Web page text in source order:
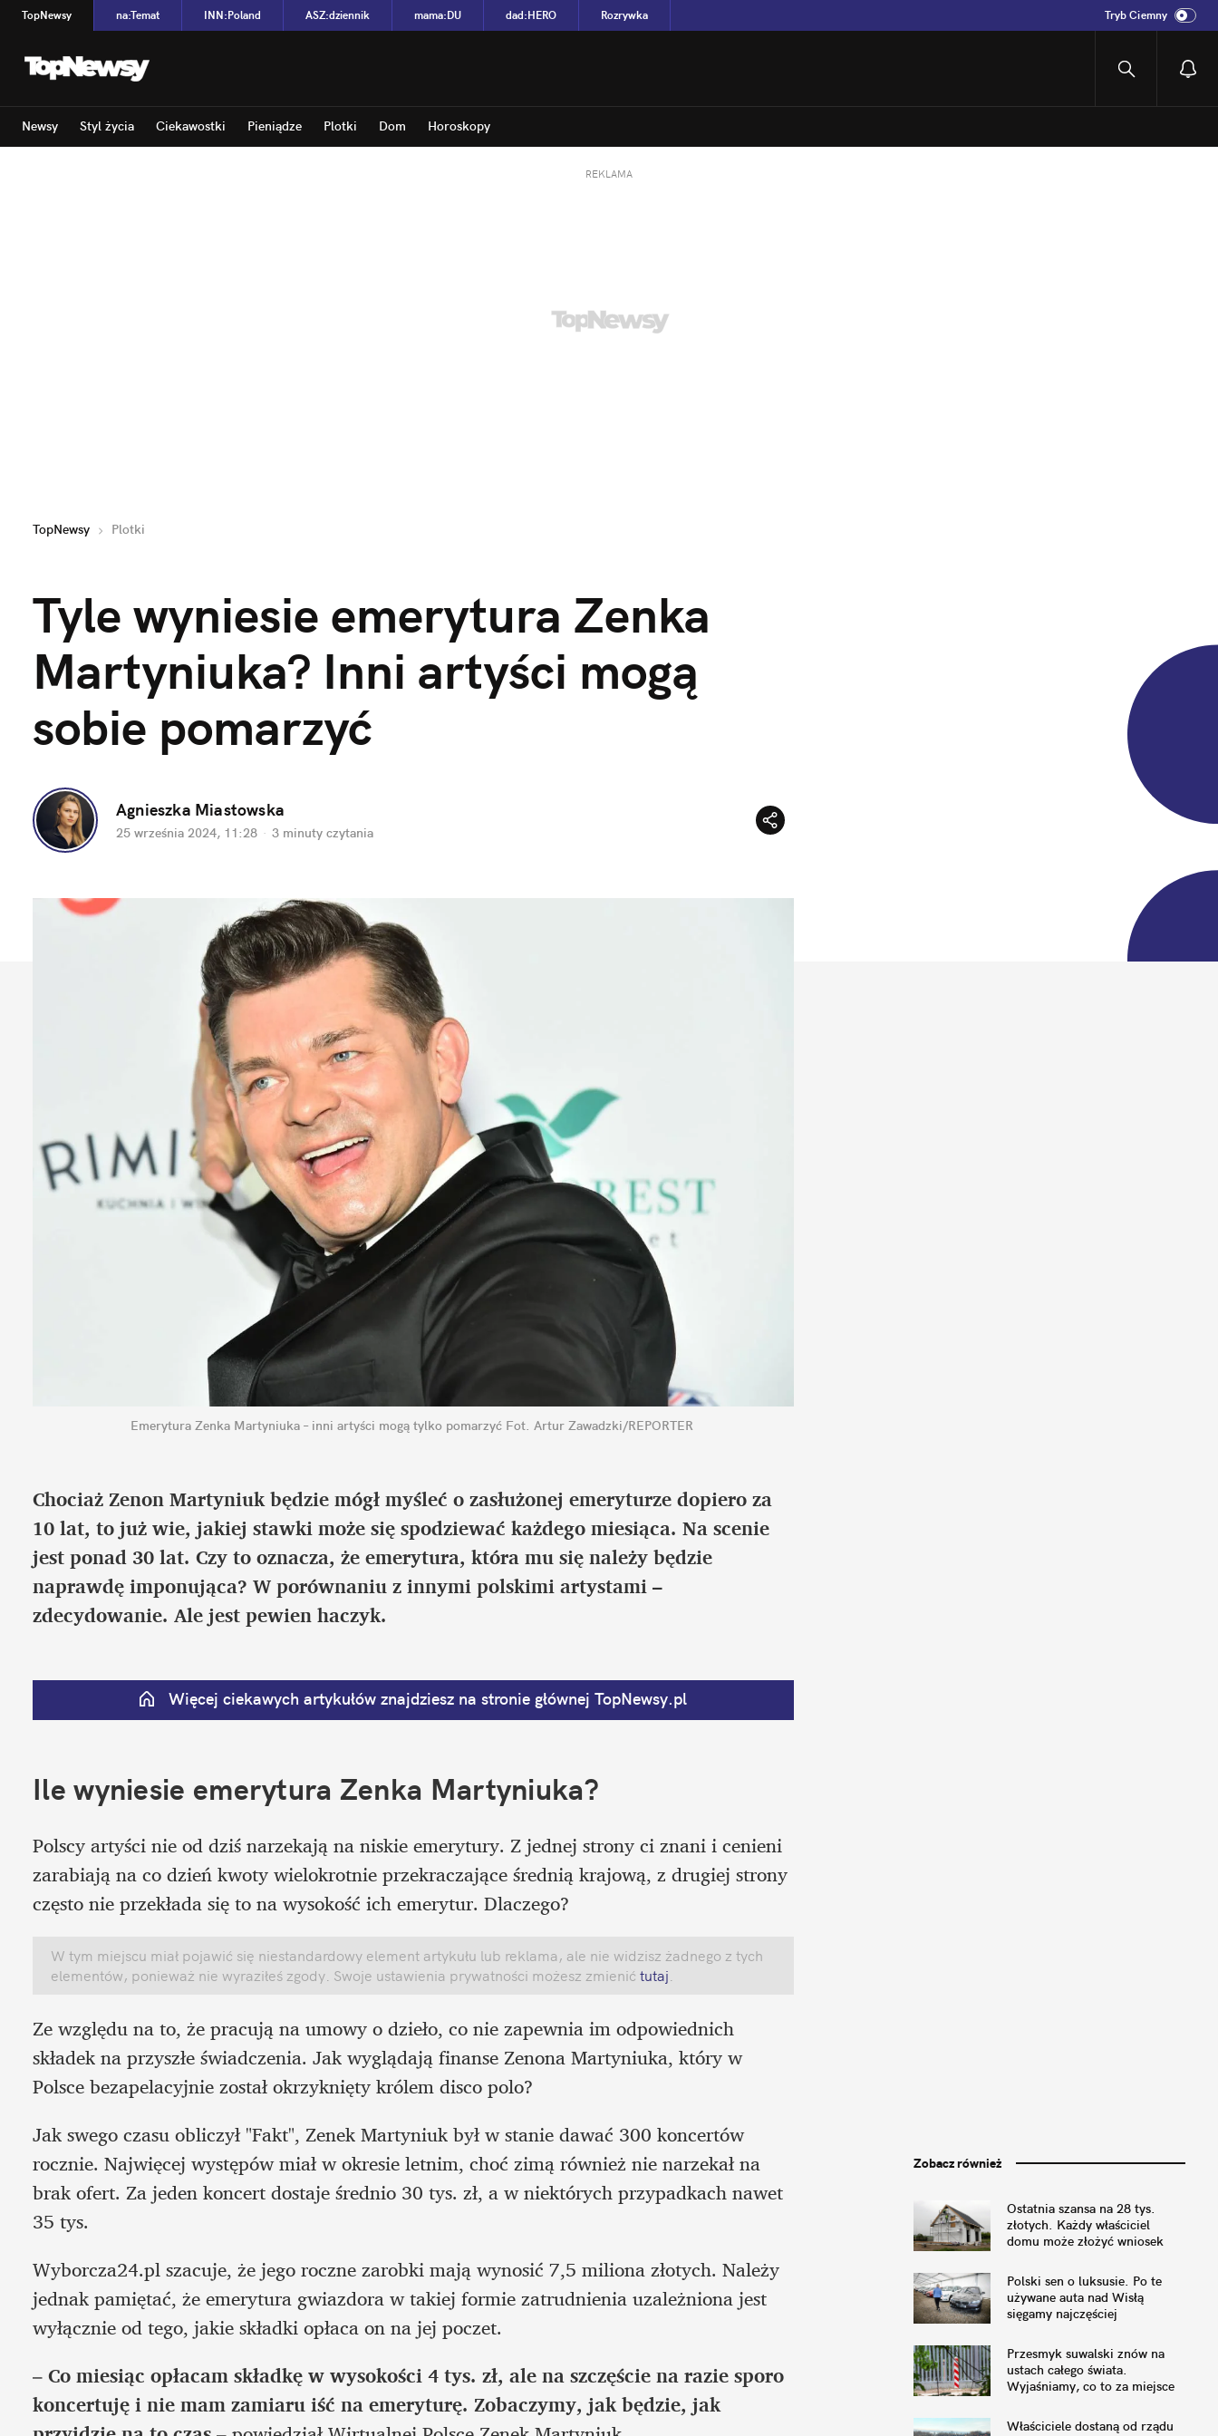
TopNewsy na:Temat INN:Poland ASZ:dziennik mama:DU dad:HERO Rozrywka Tryb Ciemny
Newsy Styl życia Ciekawostki Pieniądze Plotki Dom Horoskopy
REKLAMA
TopNewsy Plotki
Tyle wyniesie emerytura Zenka
Martyniuka? Inni artyści mogą
sobie pomarzyć
Agnieszka Miastowska
25 września 2024, 11:28 · 3 minuty czytania
Emerytura Zenka Martyniuka – inni artyści mogą tylko pomarzyć Fot. Artur Zawadzki/REPORTER
Chociaż Zenon Martyniuk będzie mógł myśleć o zasłużonej emeryturze dopiero za
10 lat, to już wie, jakiej stawki może się spodziewać każdego miesiąca. Na scenie
jest ponad 30 lat. Czy to oznacza, że emerytura, która mu się należy będzie
naprawdę imponująca? W porównaniu z innymi polskimi artystami –
zdecydowanie. Ale jest pewien haczyk.
Więcej ciekawych artykułów znajdziesz na stronie głównej TopNewsy.pl
Ile wyniesie emerytura Zenka Martyniuka?
Polscy artyści nie od dziś narzekają na niskie emerytury. Z jednej strony ci znani i cenieni
zarabiają na co dzień kwoty wielokrotnie przekraczające średnią krajową, z drugiej strony
często nie przekłada się to na wysokość ich emerytur. Dlaczego?
W tym miejscu miał pojawić się niestandardowy element artykułu lub reklama, ale nie widzisz żadnego z tych
elementów, ponieważ nie wyraziłeś zgody. Swoje ustawienia prywatności możesz zmienić tutaj.
Ze względu na to, że pracują na umowy o dzieło, co nie zapewnia im odpowiednich
składek na przyszłe świadczenia. Jak wyglądają finanse Zenona Martyniuka, który w
Polsce bezapelacyjnie został okrzyknięty królem disco polo?
Jak swego czasu obliczył "Fakt", Zenek Martyniuk był w stanie dawać 300 koncertów
rocznie. Najwięcej występów miał w okresie letnim, choć zimą również nie narzekał na
brak ofert. Za jeden koncert dostaje średnio 30 tys. zł, a w niektórych przypadkach nawet
35 tys.
Wyborcza24.pl szacuje, że jego roczne zarobki mają wynosić 7,5 miliona złotych. Należy
jednak pamiętać, że emerytura gwiazdora w takiej formie zatrudnienia uzależniona jest
wyłącznie od tego, jakie składki opłaca on na jej poczet.
– Co miesiąc opłacam składkę w wysokości 4 tys. zł, ale na szczęście na razie sporo
koncertuję i nie mam zamiaru iść na emeryturę. Zobaczymy, jak będzie, jak
Zobacz również
Ostatnia szansa na 28 tys.
złotych. Każdy właściciel
domu może złożyć wniosek
Polski sen o luksusie. Po te
używane auta nad Wisłą
sięgamy najczęściej
Przesmyk suwalski znów na
ustach całego świata.
Wyjaśniamy, co to za miejsce
Właściciele dostaną od rządu